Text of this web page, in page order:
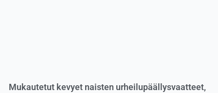
Mukautetut kevyet naisten urheilupäällysvaatteet,